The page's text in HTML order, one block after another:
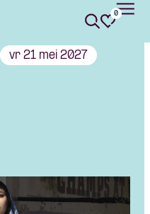
0
vr 21 mei 2027